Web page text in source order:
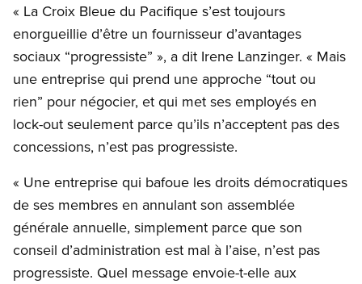
« La Croix Bleue du Pacifique s’est toujours
enorgueillie d’être un fournisseur d’avantages
sociaux “progressiste” », a dit Irene Lanzinger. « Mais
une entreprise qui prend une approche “tout ou
rien” pour négocier, et qui met ses employés en
lock-out seulement parce qu’ils n’acceptent pas des
concessions, n’est pas progressiste.
« Une entreprise qui bafoue les droits démocratiques
de ses membres en annulant son assemblée
générale annuelle, simplement parce que son
conseil d’administration est mal à l’aise, n’est pas
progressiste. Quel message envoie-t-elle aux